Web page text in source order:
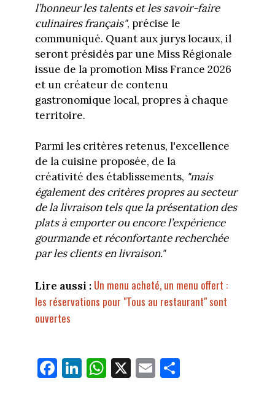
l’honneur les talents et les savoir-faire
culinaires français", précise le
communiqué. Quant aux jurys locaux, il
seront présidés par une Miss Régionale
issue de la promotion Miss France 2026
et un créateur de contenu
gastronomique local, propres à chaque
territoire.
Parmi les critères retenus, l'excellence
de la cuisine proposée, de la
créativité des établissements, "mais
également des critères propres au secteur
de la livraison tels que la présentation des
plats à emporter ou encore l’expérience
gourmande et réconfortante recherchée
par les clients en livraison."
Lire aussi : Un menu acheté, un menu offert :
les réservations pour "Tous au restaurant" sont
ouvertes
Fa
ce
Li
nk
W
ha
X E
m
Pa